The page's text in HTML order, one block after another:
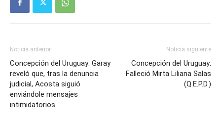
Noticia anterior
Concepción del Uruguay: Garay
reveló que, tras la denuncia
judicial, Acosta siguió
enviándole mensajes
intimidatorios
Noticia siguiente
Concepción del Uruguay:
Falleció Mirta Liliana Salas
(Q.E.P.D.)